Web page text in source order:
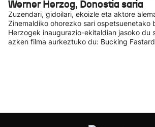
Werner Herzog, Donostia saria
Zuzendari, gidoilari, ekoizle eta aktore
Zinemaldiko ohorezko sari ospetsuenetako
Herzogek inaugurazio-ekitaldian jasoko du
azken filma aurkeztuko du: Bucking